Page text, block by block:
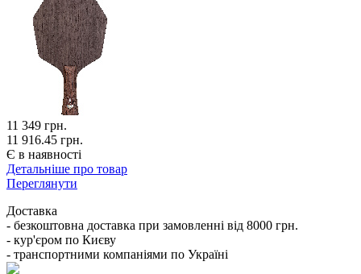
11 349 грн.
11 916.45 грн.
Є в наявності
Детальніше про товар
Переглянути
Доставка
- безкоштовна доставка при замовленні від 8000 грн.
- кур'єром по Києву
- транспортними компаніями по Україні